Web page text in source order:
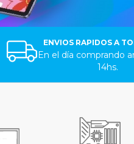
ENVIOS RAPIDOS A
En el día comprando
14hs.